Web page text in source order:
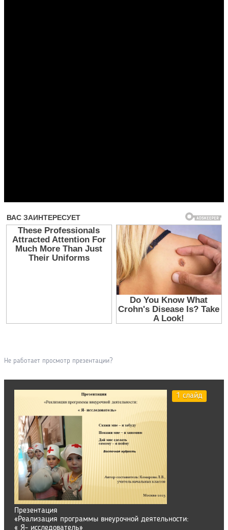
Не работает просмотр презентации?
1 слайд
Презентация
«Реализация программы внеурочной деятельности:
« Я- исследователь»